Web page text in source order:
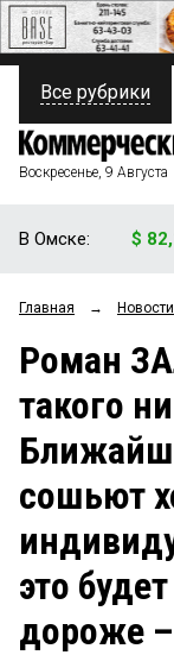
ПОЛИТИКА
ФИНАНСЫ
ОБЩЕСТВО
ЗАКОН
СТИЛЬ ЖИЗНИ
Все рубрики
Воскресенье, 9 Августа
В Омске: $
Главная → Новости
Роман
такого
сошьют
это
дороже –